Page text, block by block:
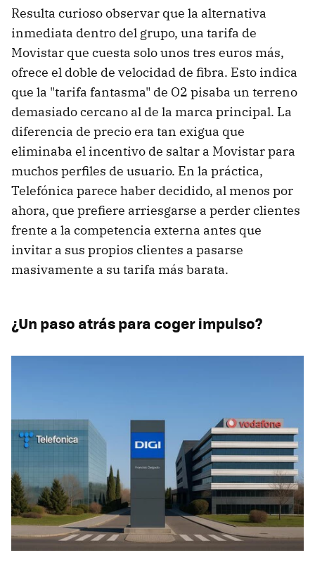
Resulta curioso observar que la alternativa
inmediata dentro del grupo, una tarifa de
Movistar que cuesta solo unos tres euros más,
ofrece el doble de velocidad de fibra. Esto indica
que la "tarifa fantasma" de O2 pisaba un terreno
demasiado cercano al de la marca principal. La
diferencia de precio era tan exigua que
eliminaba el incentivo de saltar a Movistar para
muchos perfiles de usuario. En la práctica,
Telefónica parece haber decidido, al menos por
ahora, que prefiere arriesgarse a perder clientes
frente a la competencia externa antes que
invitar a sus propios clientes a pasarse
masivamente a su tarifa más barata.
¿Un paso atrás para coger impulso?